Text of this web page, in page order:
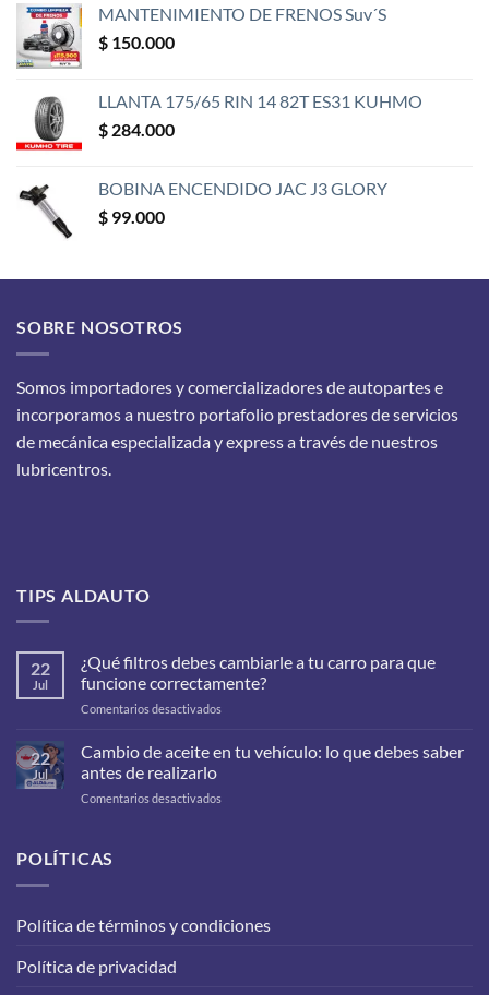
MANTENIMIENTO DE FRENOS Suv´S
$ 150.000
LLANTA 175/65 RIN 14 82T ES31 KUHMO
$ 284.000
BOBINA ENCENDIDO JAC J3 GLORY
$ 99.000
SOBRE NOSOTROS
Somos importadores y comercializadores de autopartes e
incorporamos a nuestro portafolio prestadores de servicios
de mecánica especializada y express a través de nuestros
lubricentros.
TIPS ALDAUTO
22
Jul
¿Qué filtros debes cambiarle a tu carro para que
funcione correctamente?
Comentarios desactivados
filtros
a
22
Jul
Cambio de aceite en tu vehículo: lo que debes saber
antes de realizarlo
Comentarios desactivados
lo
POLÍTICAS
Política de términos y condiciones
Política de privacidad